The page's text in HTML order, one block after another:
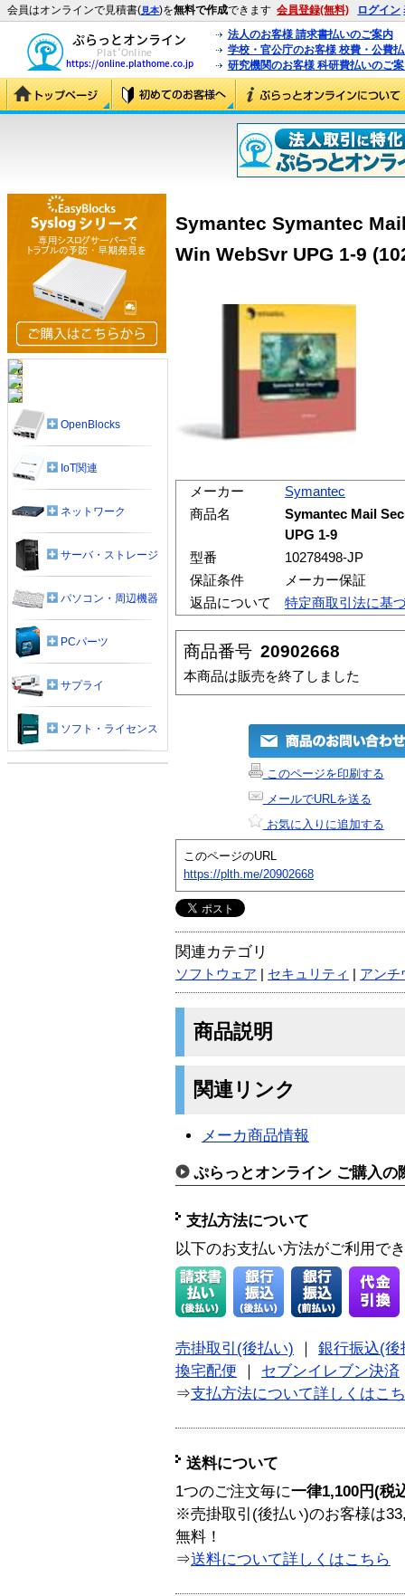
会員はオンラインで見積書(見本)を無料で作成できます 会員登録(無料) ログイン
法人のお客様 請求書払いのご案内
学校・官公庁のお客様 校費・公費
研究機関のお客様 科研費払いのご
Symantec Symantec
Win WebSvr UPG 1-9
メーカー
Symantec
商品名
Symantec Mail
UPG 1-9
型番
10278498-JP
保証条件
メーカー保証
返品について
特定商取引法に基
商品番号 20902668
本商品は販売を終了しました
このページを印刷する
メールでURLを送る
お気に入りに追加する
このページのURL
https://plth.me/20902668
関連カテゴリ
ソフトウェア セキュリティ アンチ
商品説明
関連リンク
メーカ商品情報
ぷらっとオンライン ご購入の
支払方法について
以下のお支払い方法がご利用で
売掛取引(後払い)
銀行振込(後
換宅配便
セブンイレブン決済
⇒支払方法について詳しくはこ
送料について
1つのご注文毎に一律1,100円(税
※売掛取引(後払い)のお客様は
無料！
⇒送料について詳しくはこちら
OpenBlocks
IoT関連
ネットワーク
サーバ・ストレージ
パソコン・周辺機器
PCパーツ
サプライ
ソフト・ライセンス